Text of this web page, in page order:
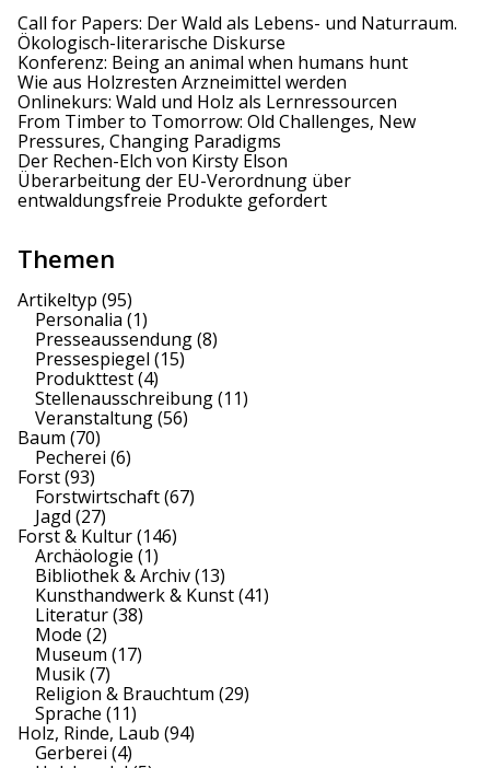
Call for Papers: Der Wald als Lebens- und Naturraum.
Ökologisch-literarische Diskurse
Konferenz: Being an animal when humans hunt
Wie aus Holzresten Arzneimittel werden
Onlinekurs: Wald und Holz als Lernressourcen
From Timber to Tomorrow: Old Challenges, New
Pressures, Changing Paradigms
Der Rechen-Elch von Kirsty Elson
Überarbeitung der EU-Verordnung über
entwaldungsfreie Produkte gefordert
Themen
Artikeltyp (95)
Personalia (1)
Presseaussendung(8)
Pressespiegel (15)
Produkttest(4)
Stellenausschreibung(11)
Veranstaltung(56)
Baum (70)
Pecherei (6)
Forst(93)
Forstwirtschaft(67)
Jagd (27)
Forst & Kultur(146)
Archäologie (1)
Bibliothek & Archiv(13)
Kunsthandwerk & Kunst(41)
Literatur(38)
Mode (2)
Museum (17)
Musik(7)
Religion & Brauchtum (29)
Sprache (11)
Holz, Rinde, Laub (94)
Gerberei (4)